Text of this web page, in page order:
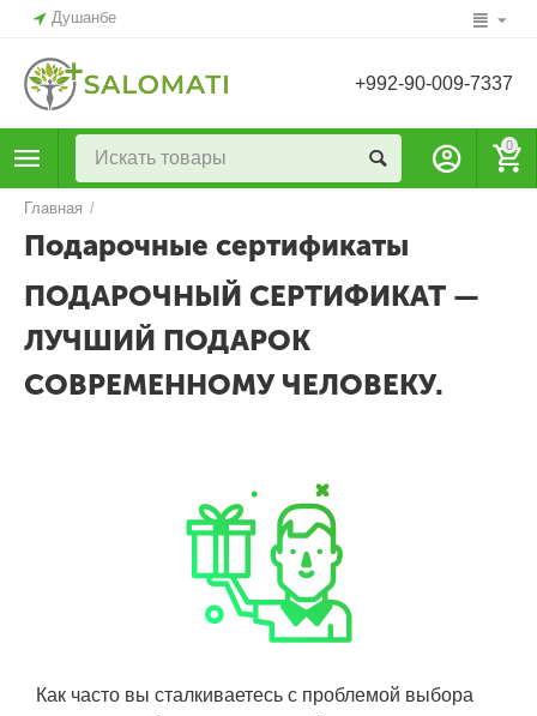
Душанбе
+992-90-009-7337
0
Главная /
Подарочные сертификаты
ПОДАРОЧНЫЙ СЕРТИФИКАТ —
ЛУЧШИЙ ПОДАРОК
СОВРЕМЕННОМУ ЧЕЛОВЕКУ.
Как часто вы сталкиваетесь с проблемой выбора